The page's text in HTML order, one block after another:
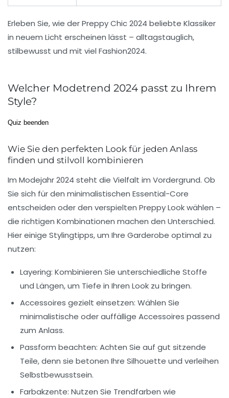
Erleben Sie, wie der Preppy Chic 2024 beliebte Klassiker
in neuem Licht erscheinen lässt – alltagstauglich,
stilbewusst und mit viel Fashion2024.
Welcher Modetrend 2024 passt zu Ihrem
Style?
Quiz beenden
Wie Sie den perfekten Look für jeden Anlass
finden und stilvoll kombinieren
Im Modejahr 2024 steht die Vielfalt im Vordergrund. Ob
Sie sich für den minimalistischen Essential-Core
entscheiden oder den verspielten Preppy Look wählen –
die richtigen Kombinationen machen den Unterschied.
Hier einige Stylingtipps, um Ihre Garderobe optimal zu
nutzen:
Layering: Kombinieren Sie unterschiedliche Stoffe
und Längen, um Tiefe in Ihren Look zu bringen.
Accessoires gezielt einsetzen: Wählen Sie
minimalistische oder auffällige Accessoires passend
zum Anlass.
Passform beachten: Achten Sie auf gut sitzende
Teile, denn sie betonen Ihre Silhouette und verleihen
Selbstbewusstsein.
Farbakzente: Nutzen Sie Trendfarben wie